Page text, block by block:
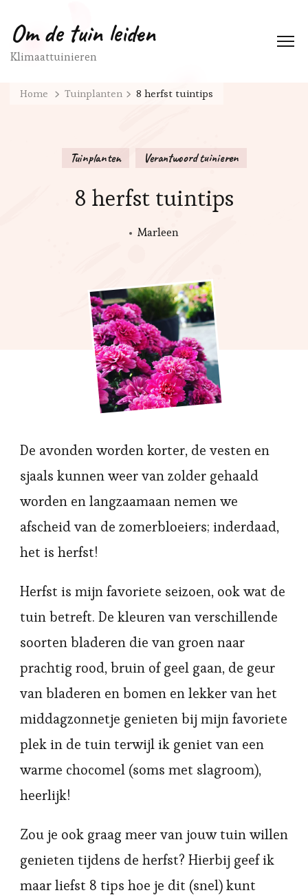
Om de tuin leiden
Klimaattuinieren
Home Tuinplanten 8 herfst tuintips
Tuinplanten Verantwoord tuinieren
8 herfst tuintips
Marleen
De avonden worden korter, de vesten en
sjaals kunnen weer van zolder gehaald
worden en langzaamaan nemen we
afscheid van de zomerbloeiers; inderdaad,
het is herfst!
Herfst is mijn favoriete seizoen, ook wat de
tuin betreft. De kleuren van verschillende
soorten bladeren die van groen naar
prachtig rood, bruin of geel gaan, de geur
van bladeren en bomen en lekker van het
middagzonnetje genieten bij mijn favoriete
plek in de tuin terwijl ik geniet van een
warme chocomel (soms met slagroom),
heerlijk!
Zou je ook graag meer van jouw tuin willen
genieten tijdens de herfst? Hierbij geef ik
maar liefst 8 tips hoe je dit (snel) kunt